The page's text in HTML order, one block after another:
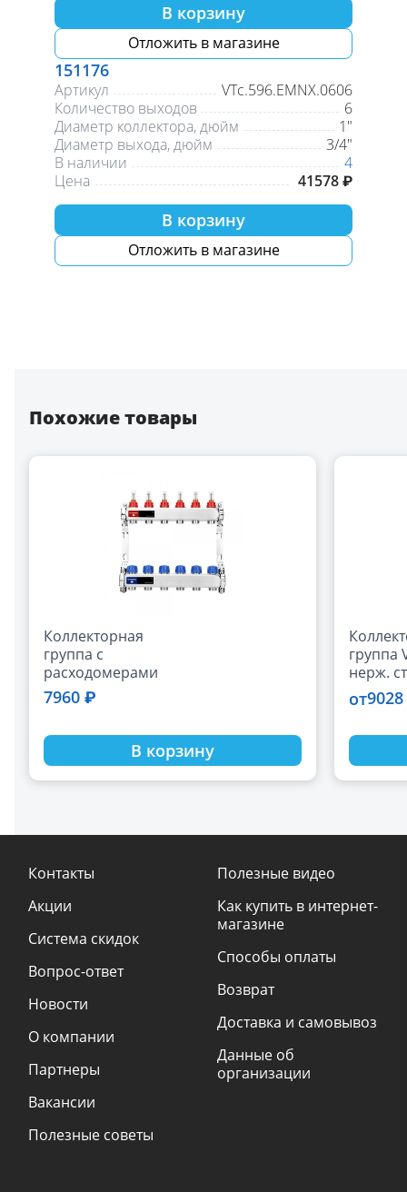
В корзину
Отложить в магазине
151176
Артикул
VTc.596.EMNX.0606
Количество выходов
6
Диаметр коллектора, дюйм
1"
Диаметр выхода, дюйм
3/4"
В наличии
4
Цена
41578 ₽
В корзину
Отложить в магазине
Похожие товары
Коллекторная
группа с
расходомерами
Varmega ВР 1", на 6
контуров 3/4" EK,
сталь
7960 ₽
В корзину
группа
нерж.
от
Контакты
Акции
Система скидок
Вопрос-ответ
Новости
О компании
Партнеры
Вакансии
Полезные советы
Полезные видео
Как купить в интернет-
магазине
Способы оплаты
Возврат
Доставка и самовывоз
Данные об
организации